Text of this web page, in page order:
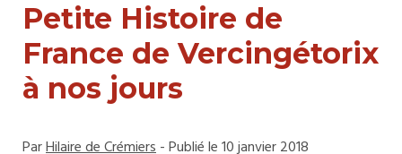
Petite Histoire de
France de Vercingétorix
à nos jours
ParHilaire de Crémiers- Publié le 10 janvier 2018